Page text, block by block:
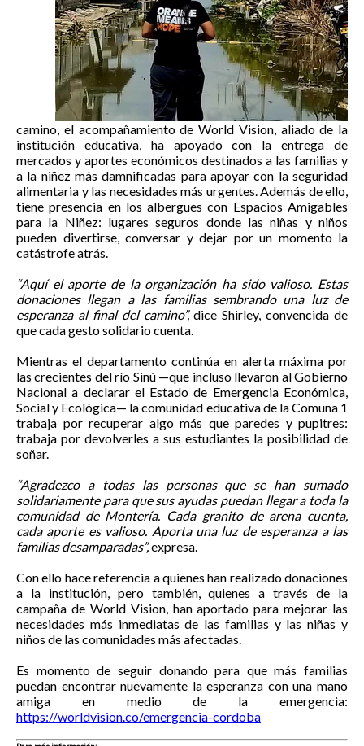
camino, el acompañamiento de World Vision, aliado de la
institución educativa, ha apoyado con la entrega de
mercados y aportes económicos destinados a las familias y
a la niñez más damnificadas para apoyar con la seguridad
alimentaria y las necesidades más urgentes. Además de ello,
tiene presencia en los albergues con Espacios Amigables
para la Niñez: lugares seguros donde las niñas y niños
pueden divertirse, conversar y dejar por un momento la
catástrofe atrás.
“Aquí el aporte de la organización ha sido valioso. Estas
donaciones llegan a las familias sembrando una luz de
esperanza al final del camino”,dice Shirley, convencida de
que cada gesto solidario cuenta.
Mientras el departamento continúa en alerta máxima por
las crecientes del río Sinú —que incluso llevaron al Gobierno
Nacional a declarar el Estado de Emergencia Económica,
Social y Ecológica— la comunidad educativa de la Comuna 1
trabaja por recuperar algo más que paredes y pupitres:
trabaja por devolverles a sus estudiantes la posibilidad de
soñar.
“Agradezco a todas las personas que se han sumado
solidariamente para que sus ayudas puedan llegar a toda la
comunidad de Montería. Cada granito de arena cuenta,
cada aporte es valioso. Aporta una luz de esperanza a las
familias desamparadas”,expresa.
Con ello hace referencia a quienes han realizado donaciones
a la institución, pero también, quienes a través de la
campaña de World Vision, han aportado para mejorar las
necesidades más inmediatas de las familias y las niñas y
niños de las comunidades más afectadas.
Es momento de seguir donando para que más familias
puedan encontrar nuevamente la esperanza con una mano
amiga en medio de la emergencia:
https://worldvision.co/emergencia-cordoba